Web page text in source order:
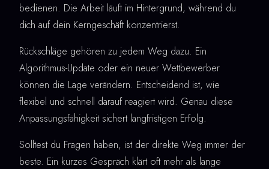
bedienen. Die Arbeit läuft im Hintergrund, während du
dich auf dein Kerngeschäft konzentrierst.
Rückschläge gehören zu jedem Weg dazu. Ein
Algorithmus-Update oder ein neuer Wettbewerber
können die Lage verändern. Entscheidend ist, wie
flexibel und schnell darauf reagiert wird. Genau diese
Anpassungsfähigkeit sichert langfristigen Erfolg.
Solltest du Fragen haben, ist der direkte Weg immer der
beste. Ein kurzes Gespräch klärt oft mehr als lange